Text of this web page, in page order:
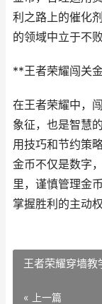
利之路上的催化
的领域中立于不败
**王者荣耀闯关
在王者荣耀中，
象征，也是智慧
用技巧和节约策
金币不仅是数字
里，谨慎管理金
掌握胜利的主动权
王者荣耀穿墙教
« 上一篇